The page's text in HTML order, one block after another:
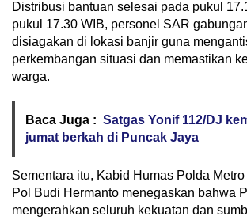
Distribusi bantuan selesai pada pukul
pukul 17.30 WIB, personel SAR
disiagakan di lokasi banjir guna
perkembangan situasi dan memastikan
warga.
Baca Juga : Satgas Yonif 112/DJ
jumat berkah di Puncak Jaya ‎
Sementara itu, Kabid Humas Polda
Pol Budi Hermanto menegaskan bahwa
mengerahkan seluruh kekuatan dan